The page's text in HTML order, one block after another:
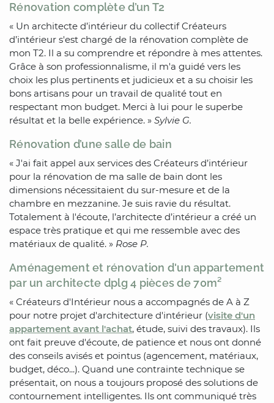
Rénovation complète d’un T2
« Un architecte d’intérieur du collectif Créateurs
d’intérieur s'est chargé de la rénovation complète de
mon T2. Il a su comprendre et répondre à mes attentes.
Grâce à son professionnalisme, il m'a guidé vers les
choix les plus pertinents et judicieux et a su choisir les
bons artisans pour un travail de qualité tout en
respectant mon budget. Merci à lui pour le superbe
résultat et la belle expérience. » Sylvie G.
Rénovation d’une salle de bain
« J'ai fait appel aux services des Créateurs d’intérieur
pour la rénovation de ma salle de bain dont les
dimensions nécessitaient du sur-mesure et de la
chambre en mezzanine. Je suis ravie du résultat.
Totalement à l'écoute, l’architecte d’intérieur a créé un
espace très pratique et qui me ressemble avec des
matériaux de qualité. » Rose P.
Aménagement et rénovation d'un appartement
par un architecte dplg 4 pièces de 70m²
« Créateurs d'Intérieur nous a accompagnés de A à Z
pour notre projet d'architecture d'intérieur (visite d'un
appartement avant l'achat, étude, suivi des travaux). Ils
ont fait preuve d'écoute, de patience et nous ont donné
des conseils avisés et pointus (agencement, matériaux,
budget, déco...). Quand une contrainte technique se
présentait, on nous a toujours proposé des solutions de
contournement intelligentes. Ils ont communiqué très